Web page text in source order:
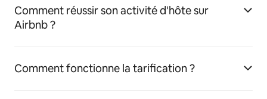
Comment réussir son activité d'hôte sur
Airbnb ?
Comment fonctionne la tarification ?